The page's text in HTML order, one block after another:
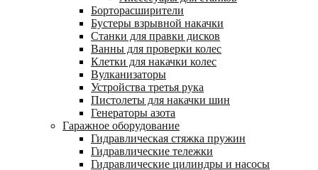
Борторасширители
Бустеры взрывной накачки
Станки для правки дисков
Ванны для проверки колес
Клетки для накачки колес
Вулканизаторы
Устройства третья рука
Пистолеты для накачки шин
Генераторы азота
Гаражное оборудование
Гидравлическая стяжка пружин
Гидравлические тележки
Гидравлические цилиндры и насосы